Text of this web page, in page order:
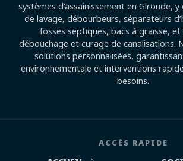
systèmes d'assainissement en Gironde,
de lavage, débourbeurs, séparateurs
fosses septiques, bacs à graisse, et
débouchage et curage de canalisations.
solutions personnalisées,
environnementale et interventions
besoins.
ACCÈS RAPIDE